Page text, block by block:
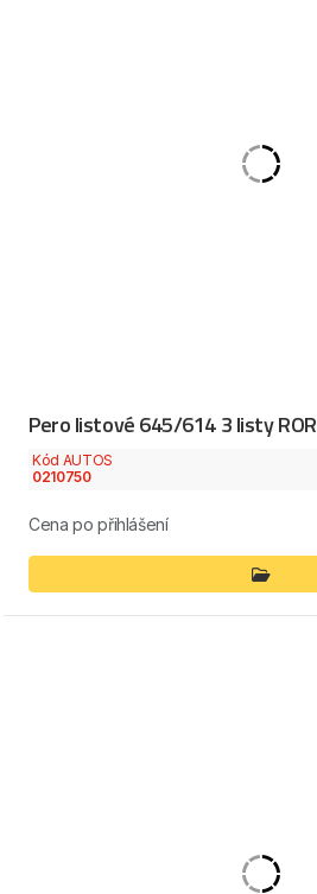
Pero listové 645/614 3 listy ROR
Kód AUTOS
0210750
Cena po přihlášení